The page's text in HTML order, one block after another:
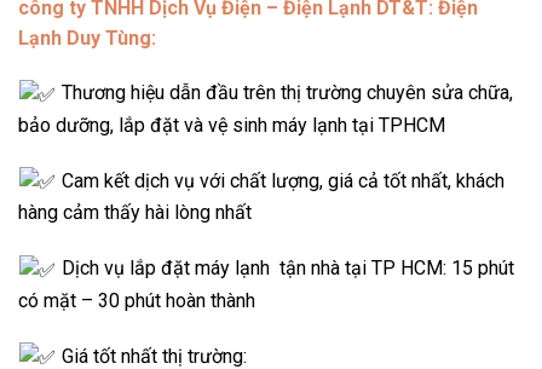
công ty TNHH Dịch Vụ Điện – Điện Lạnh DT&T: Điện
Lạnh Duy Tùng:
Thương hiệu dẫn đầu trên thị trường chuyên sửa chữa,
bảo dưỡng, lắp đặt và vệ sinh máy lạnh tại TPHCM
Cam kết dịch vụ với chất lượng, giá cả tốt nhất, khách
hàng cảm thấy hài lòng nhất
Dịch vụ lắp đặt máy lạnh tận nhà tại TP HCM: 15 phút
có mặt – 30 phút hoàn thành
Giá tốt nhất thị trường: